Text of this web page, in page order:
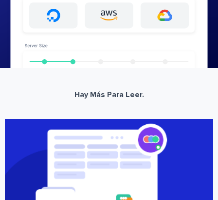
Hay Más Para Leer.